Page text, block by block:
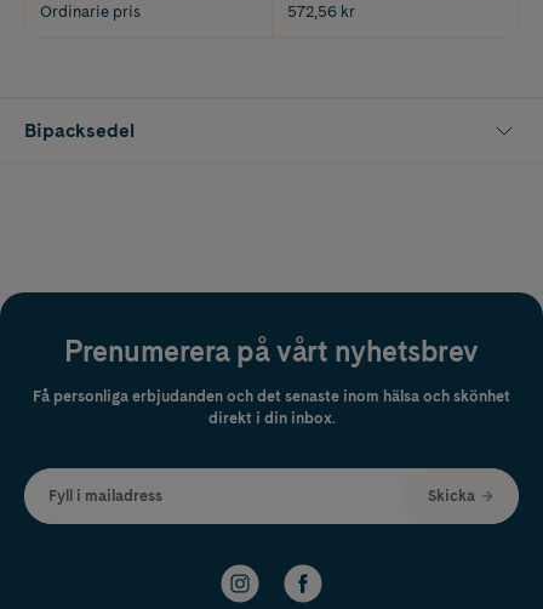
Ordinarie pris 572,56 kr
Bipacksedel
Prenumerera på vårt nyhetsbrev
Få personliga erbjudanden och det senaste inom hälsa och skönhet
direkt i din inbox.
Fyll i mailadress Skicka